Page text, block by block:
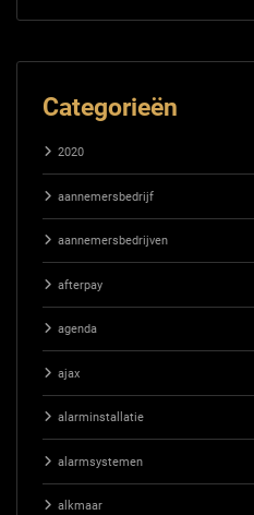
Categorieën
2020
aannemersbedrijf
aannemersbedrijven
afterpay
agenda
ajax
alarminstallatie
alarmsystemen
alkmaar